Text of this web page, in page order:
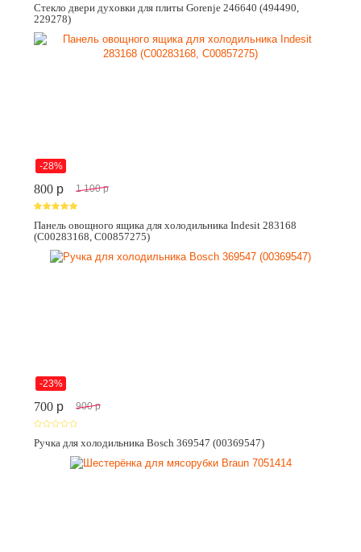
Стекло двери духовки для плиты Gorenje 246640 (494490,
229278)
-28%
800 p 1 100 p
Панель овощного ящика для холодильника Indesit 283168
(C00283168, C00857275)
-23%
700 p 900 p
Ручка для холодильника Bosch 369547 (00369547)